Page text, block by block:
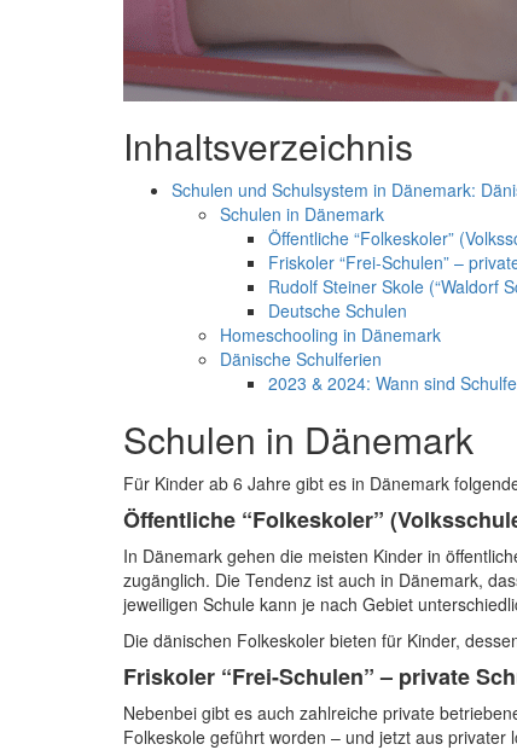
Inhaltsverzeichnis
Schulen und Schulsystem in Dänemark:
Schulen in Dänemark
Öffentliche “Folkeskoler”
Friskoler “Frei-Schulen” –
Rudolf Steiner Skole (“Waldorf
Deutsche Schulen
Homeschooling in Dänemark
Dänische Schulferien
2023 & 2024: Wann sind
Schulen in Dänemark
Für Kinder ab 6 Jahre gibt es in Dänemark
Öffentliche “Folkeskoler”
In Dänemark gehen die meisten Kinder in
zugänglich. Die Tendenz ist auch in Dänemark,
jeweiligen Schule kann je nach Gebiet
Die dänischen Folkeskoler bieten für Kinder,
Friskoler “Frei-Schulen” – private
Nebenbei gibt es auch zahlreiche private
Folkeskole geführt worden – und jetzt aus